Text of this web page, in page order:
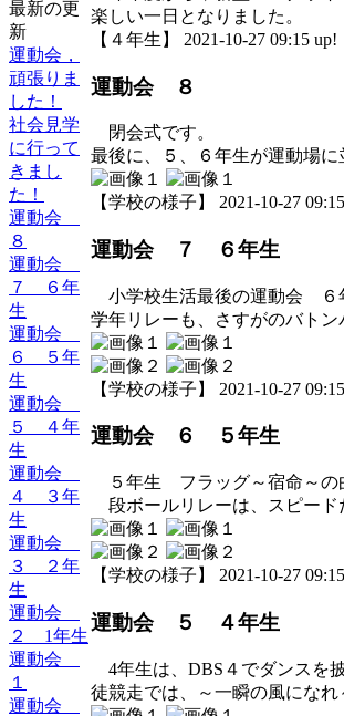
最新の更
新
運動会，
頑張りま
した！
社会見学
に行って
きまし
た！
運動会
８
運動会
７ ６年
生
運動会
６ ５年
生
運動会
５ ４年
生
運動会
４ ３年
生
運動会
３ ２年
生
運動会
２ 1年生
運動会
１
運動会
楽しい一日となりました。
【４年生】 2021-10-27 09:15 up!
運動会 ８
閉会式です。
最後に、５、６年生が運動場
【学校の様子】 2021-10-27
運動会 ７ ６年生
小学校生活最後の運動会 ６
学年リレーも、さすがのバト
【学校の様子】 2021-10-27
運動会 ６ ５年生
５年生 フラッグ～宿命～の
段ボールリレーは、スピード
【学校の様子】 2021-10-27
運動会 ５ ４年生
4年生は、DBS４でダンスを
徒競走では、～一瞬の風になれ